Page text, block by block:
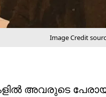
Image Credit
അവരുടെ